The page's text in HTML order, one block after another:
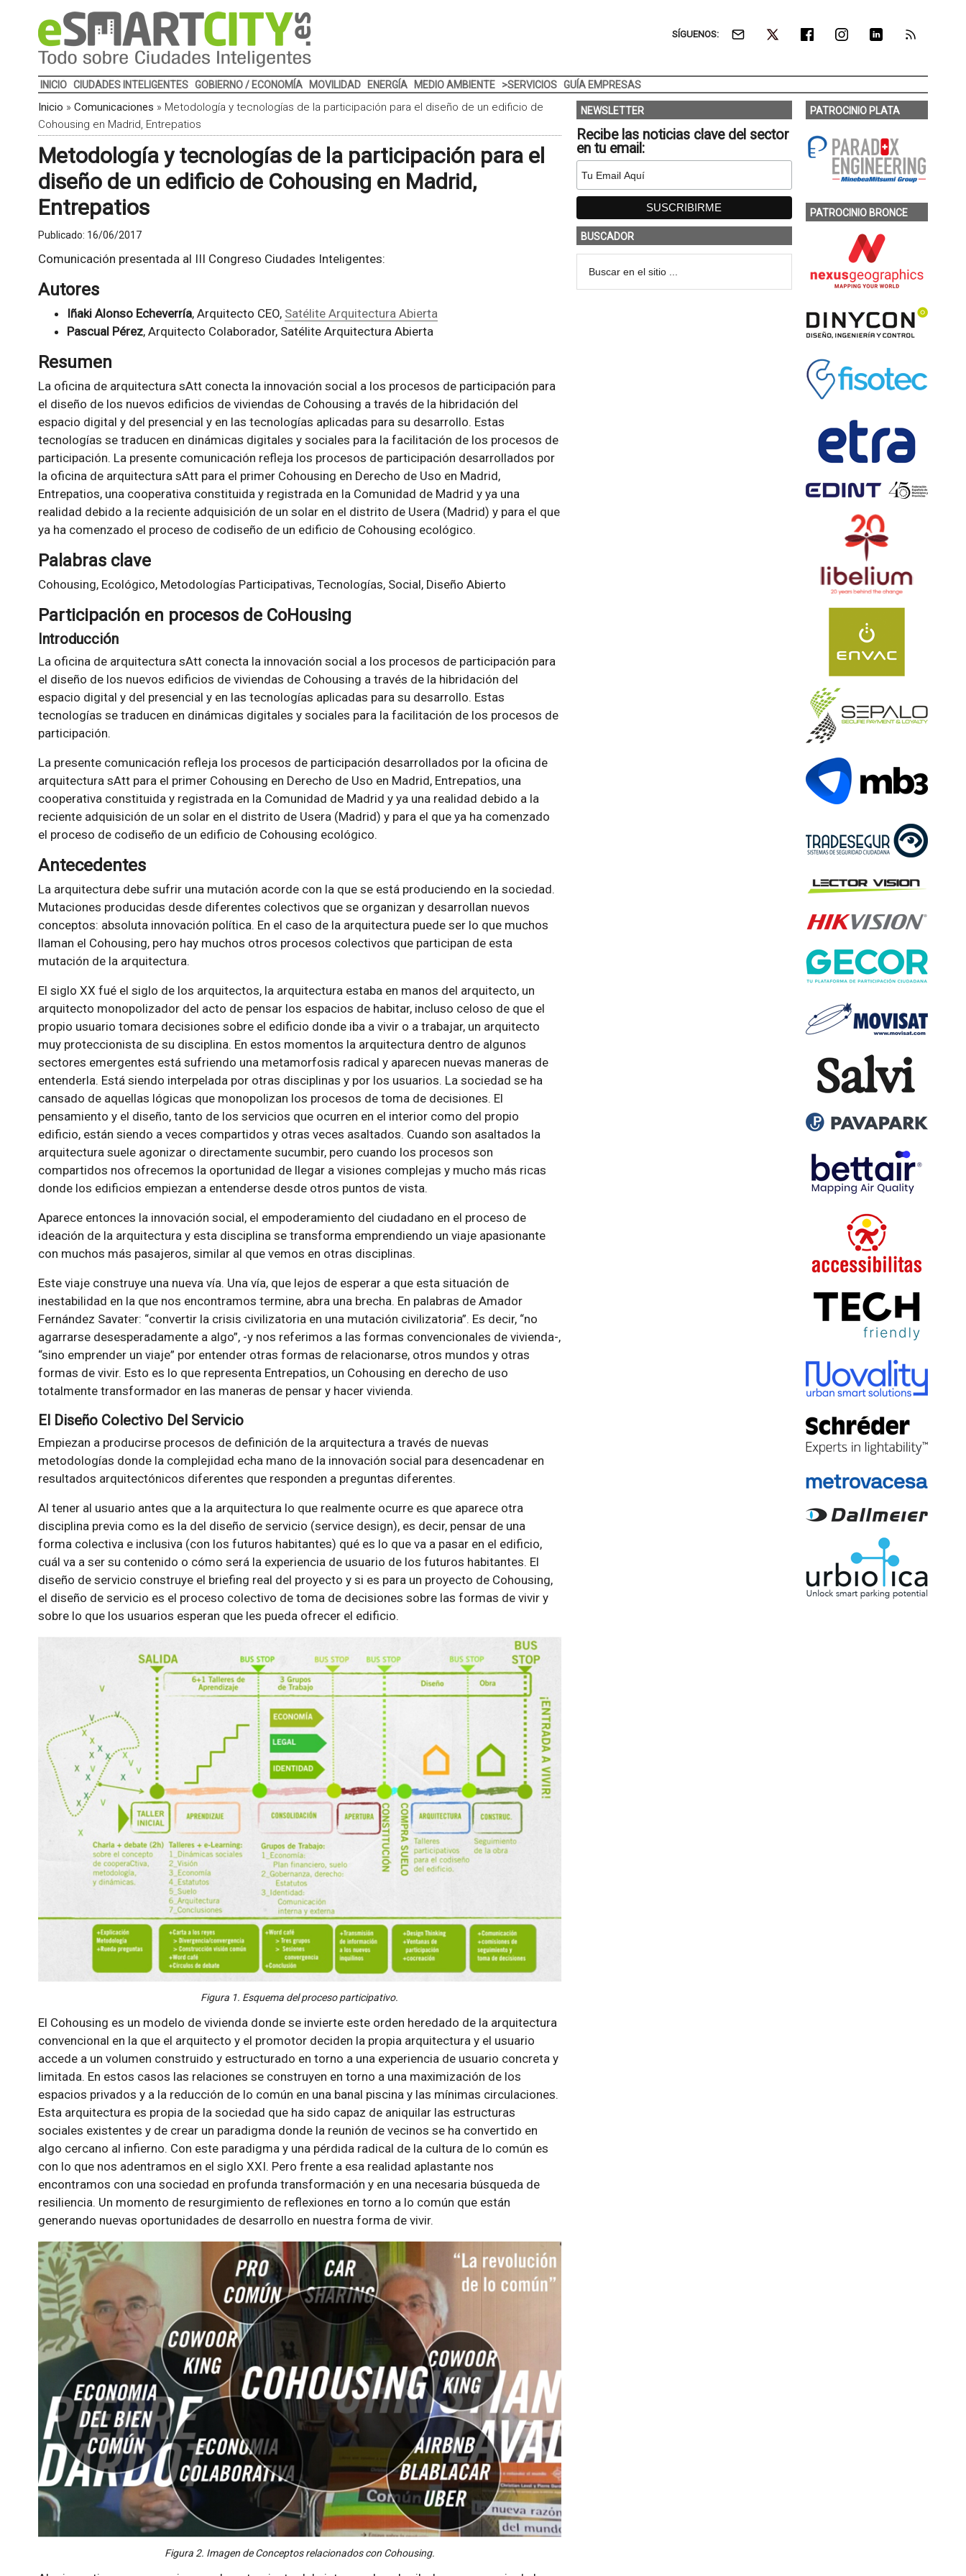
SÍGUENOS:
INICIO CIUDADES INTELIGENTES GOBIERNO / ECONOMÍA MOVILIDAD ENERGÍA MEDIO AMBIENTE >SERVICIOS GUÍA EMPRESAS
Inicio » Comunicaciones » Metodología y tecnologías de la participación para el diseño de un edificio de
Cohousing en Madrid, Entrepatios
Metodología y tecnologías de la participación para el
diseño de un edificio de Cohousing en Madrid,
Entrepatios
Publicado: 16/06/2017
Comunicación presentada al III Congreso Ciudades Inteligentes:
Autores
Iñaki Alonso Echeverría, Arquitecto CEO, Satélite Arquitectura Abierta
Pascual Pérez, Arquitecto Colaborador, Satélite Arquitectura Abierta
Resumen
La oficina de arquitectura sAtt conecta la innovación social a los procesos de participación para
el diseño de los nuevos edificios de viviendas de Cohousing a través de la hibridación del
espacio digital y del presencial y en las tecnologías aplicadas para su desarrollo. Estas
tecnologías se traducen en dinámicas digitales y sociales para la facilitación de los procesos de
participación. La presente comunicación refleja los procesos de participación desarrollados por
la oficina de arquitectura sAtt para el primer Cohousing en Derecho de Uso en Madrid,
Entrepatios, una cooperativa constituida y registrada en la Comunidad de Madrid y ya una
realidad debido a la reciente adquisición de un solar en el distrito de Usera (Madrid) y para el que
ya ha comenzado el proceso de codiseño de un edificio de Cohousing ecológico.
Palabras clave
Cohousing, Ecológico, Metodologías Participativas, Tecnologías, Social, Diseño Abierto
Participación en procesos de CoHousing
Introducción
La oficina de arquitectura sAtt conecta la innovación social a los procesos de participación para
el diseño de los nuevos edificios de viviendas de Cohousing a través de la hibridación del
espacio digital y del presencial y en las tecnologías aplicadas para su desarrollo. Estas
tecnologías se traducen en dinámicas digitales y sociales para la facilitación de los procesos de
participación.
La presente comunicación refleja los procesos de participación desarrollados por la oficina de
arquitectura sAtt para el primer Cohousing en Derecho de Uso en Madrid, Entrepatios, una
cooperativa constituida y registrada en la Comunidad de Madrid y ya una realidad debido a la
reciente adquisición de un solar en el distrito de Usera (Madrid) y para el que ya ha comenzado
el proceso de codiseño de un edificio de Cohousing ecológico.
Antecedentes
La arquitectura debe sufrir una mutación acorde con la que se está produciendo en la sociedad.
Mutaciones producidas desde diferentes colectivos que se organizan y desarrollan nuevos
conceptos: absoluta innovación política. En el caso de la arquitectura puede ser lo que muchos
llaman el Cohousing, pero hay muchos otros procesos colectivos que participan de esta
mutación de la arquitectura.
El siglo XX fué el siglo de los arquitectos, la arquitectura estaba en manos del arquitecto, un
arquitecto monopolizador del acto de pensar los espacios de habitar, incluso celoso de que el
propio usuario tomara decisiones sobre el edificio donde iba a vivir o a trabajar, un arquitecto
muy proteccionista de su disciplina. En estos momentos la arquitectura dentro de algunos
sectores emergentes está sufriendo una metamorfosis radical y aparecen nuevas maneras de
entenderla. Está siendo interpelada por otras disciplinas y por los usuarios. La sociedad se ha
cansado de aquellas lógicas que monopolizan los procesos de toma de decisiones. El
pensamiento y el diseño, tanto de los servicios que ocurren en el interior como del propio
edificio, están siendo a veces compartidos y otras veces asaltados. Cuando son asaltados la
arquitectura suele agonizar o directamente sucumbir, pero cuando los procesos son
compartidos nos ofrecemos la oportunidad de llegar a visiones complejas y mucho más ricas
donde los edificios empiezan a entenderse desde otros puntos de vista.
Aparece entonces la innovación social, el empoderamiento del ciudadano en el proceso de
ideación de la arquitectura y esta disciplina se transforma emprendiendo un viaje apasionante
con muchos más pasajeros, similar al que vemos en otras disciplinas.
Este viaje construye una nueva vía. Una vía, que lejos de esperar a que esta situación de
inestabilidad en la que nos encontramos termine, abra una brecha. En palabras de Amador
Fernández Savater: “convertir la crisis civilizatoria en una mutación civilizatoria”. Es decir, “no
agarrarse desesperadamente a algo”, -y nos referimos a las formas convencionales de vivienda-,
“sino emprender un viaje” por entender otras formas de relacionarse, otros mundos y otras
formas de vivir. Esto es lo que representa Entrepatios, un Cohousing en derecho de uso
totalmente transformador en las maneras de pensar y hacer vivienda.
El Diseño Colectivo Del Servicio
Empiezan a producirse procesos de definición de la arquitectura a través de nuevas
metodologías donde la complejidad echa mano de la innovación social para desencadenar en
resultados arquitectónicos diferentes que responden a preguntas diferentes.
Al tener al usuario antes que a la arquitectura lo que realmente ocurre es que aparece otra
disciplina previa como es la del diseño de servicio (service design), es decir, pensar de una
forma colectiva e inclusiva (con los futuros habitantes) qué es lo que va a pasar en el edificio,
cuál va a ser su contenido o cómo será la experiencia de usuario de los futuros habitantes. El
diseño de servicio construye el briefing real del proyecto y si es para un proyecto de Cohousing,
el diseño de servicio es el proceso colectivo de toma de decisiones sobre las formas de vivir y
sobre lo que los usuarios esperan que les pueda ofrecer el edificio.
Figura 1. Esquema del proceso participativo.
El Cohousing es un modelo de vivienda donde se invierte este orden heredado de la arquitectura
convencional en la que el arquitecto y el promotor deciden la propia arquitectura y el usuario
accede a un volumen construido y estructurado en torno a una experiencia de usuario concreta y
limitada. En estos casos las relaciones se construyen en torno a una maximización de los
espacios privados y a la reducción de lo común en una banal piscina y las mínimas circulaciones.
Esta arquitectura es propia de la sociedad que ha sido capaz de aniquilar las estructuras
sociales existentes y de crear un paradigma donde la reunión de vecinos se ha convertido en
algo cercano al infierno. Con este paradigma y una pérdida radical de la cultura de lo común es
con lo que nos adentramos en el siglo XXI. Pero frente a esa realidad aplastante nos
encontramos con una sociedad en profunda transformación y en una necesaria búsqueda de
resiliencia. Un momento de resurgimiento de reflexiones en torno a lo común que están
generando nuevas oportunidades de desarrollo en nuestra forma de vivir.
Figura 2. Imagen de Conceptos relacionados con Cohousing.
NEWSLETTER
Recibe las noticias clave del sector
en tu email:
BUSCADOR
PATROCINIO PLATA
PATROCINIO BRONCE